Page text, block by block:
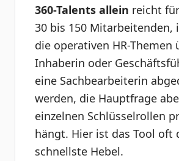
360-Talents allein reicht
30 bis 150 Mitarbeitenden,
die operativen HR-Themen
Inhaberin oder
eine Sachbearbeiterin
werden, die Hauptfrage
einzelnen Schlüsselrollen
hängt. Hier ist das Tool oft
schnellste Hebel.